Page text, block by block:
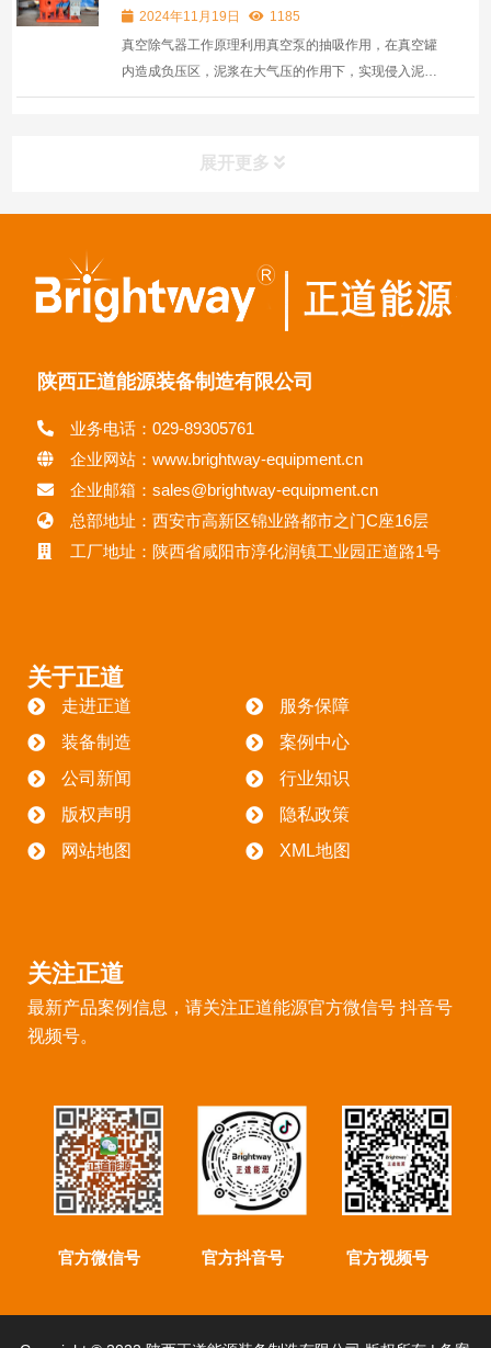
2024年11月19日
1185
真空除气器工作原理利用真空泵的抽吸作用，在真空罐
内造成负压区，泥浆在大气压的作用下，实现侵入泥浆
中的气泡破碎，气体溢出，实现气液分离。真空除气器
展开更多
陕西正道能源装备制造有限公司
业务电话：029-89305761
企业网站：www.brightway-equipment.cn
企业邮箱：sales@brightway-equipment.cn
总部地址：西安市高新区锦业路都市之门C座16层
工厂地址：陕西省咸阳市淳化润镇工业园正道路1号
关于正道
走进正道
服务保障
装备制造
案例中心
公司新闻
行业知识
版权声明
隐私政策
网站地图
XML地图
关注正道
最新产品案例信息，请关注正道能源官方微信号 抖音号
视频号。
官方微信号 官方抖音号 官方视频号